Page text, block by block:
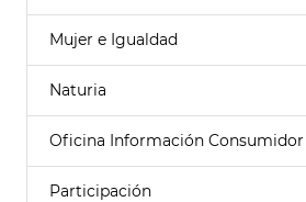
Mujer e Igualdad
Naturia
Oficina Información Consumidor
Participación